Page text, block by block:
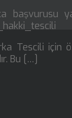
başvurusu
Tescili için
Bu […]